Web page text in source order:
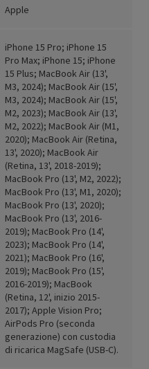
Apple
iPhone 15 Pro; iPhone 15
Pro Max; iPhone 15; iPhone
15 Plus; MacBook Air (13',
M3, 2024); MacBook Air (15',
M3, 2024); MacBook Air (15',
M2, 2023); MacBook Air (13',
M2, 2022); MacBook Air (M1,
2020); MacBook Air (Retina,
13', 2020); MacBook Air
(Retina, 13', 2018-2019);
MacBook Pro (13', M2, 2022);
MacBook Pro (13', M1, 2020);
MacBook Pro (13', 2020);
MacBook Pro (13', 2016-
2019); MacBook Pro (14',
2023); MacBook Pro (14',
2021); MacBook Pro (16',
2019); MacBook Pro (15',
2016-2019); MacBook
(Retina, 12', inizio 2015-
2017); Apple Vision Pro;
AirPods Pro (seconda
generazione) con custodia
di ricarica MagSafe (USB-C).